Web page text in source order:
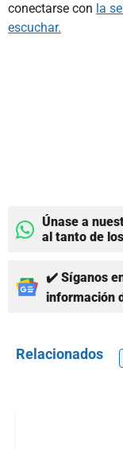
conectarse con la
escuchar.
Únase a
al tanto de
✔️ Síganos
información
Relacionados